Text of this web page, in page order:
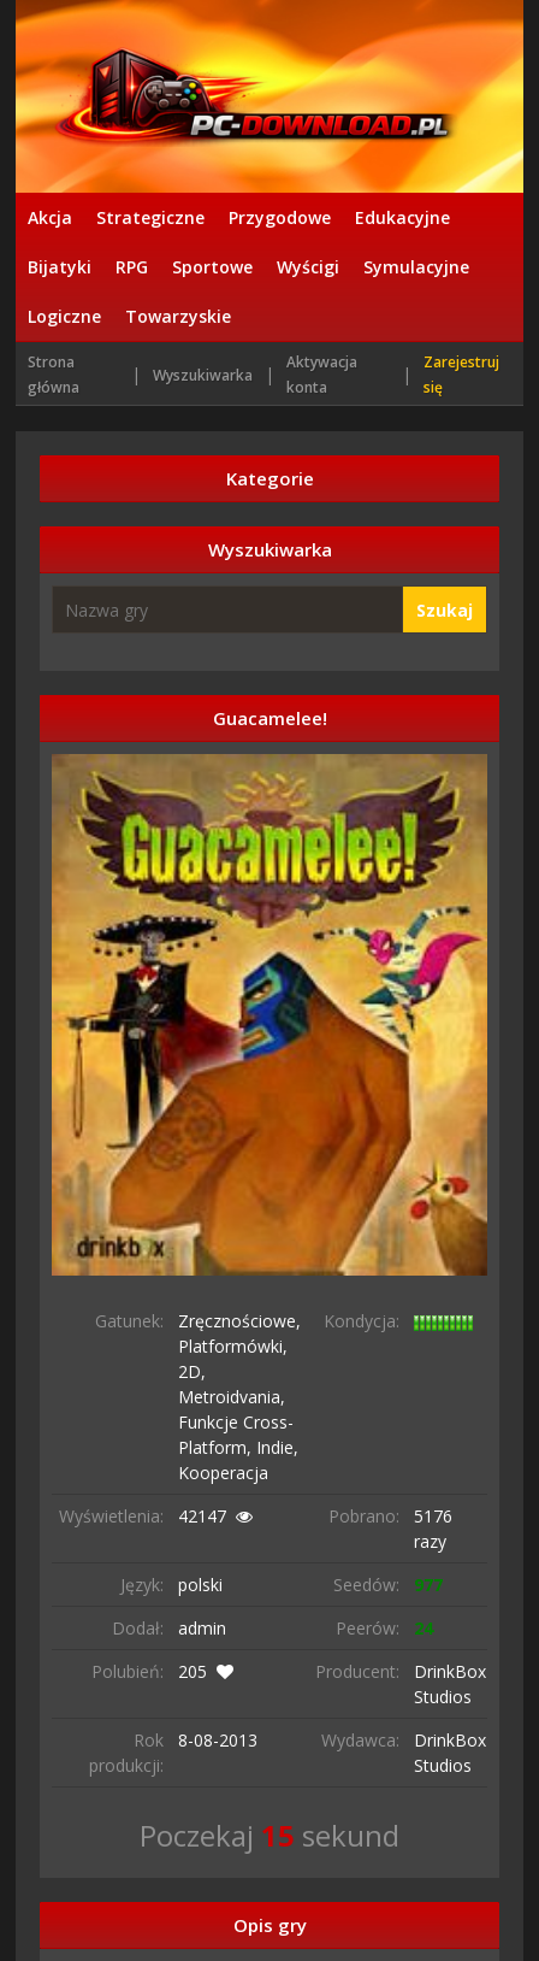
Akcja Strategiczne Przygodowe Edukacyjne
Bijatyki RPG Sportowe Wyścigi Symulacyjne
Logiczne Towarzyskie
Strona
główna
| Wyszukiwarka |
Aktywacja
konta
|
Zarejestruj
się
Kategorie
Wyszukiwarka
Szukaj
Guacamelee!
Gatunek:
Zręcznościowe,
Platformówki,
2D,
Metroidvania,
Funkcje Cross-
Platform, Indie,
Kooperacja
Kondycja:
Wyświetlenia: 42147 Pobrano:
5176
razy
Język:
polski Seedów:
977
Dodał:
admin Peerów:
24
Polubień:
205 Producent:
DrinkBox
Studios
Rok
produkcji:
8-08-2013 Wydawca:
DrinkBox
Studios
Poczekaj 14 sekund
Opis gry